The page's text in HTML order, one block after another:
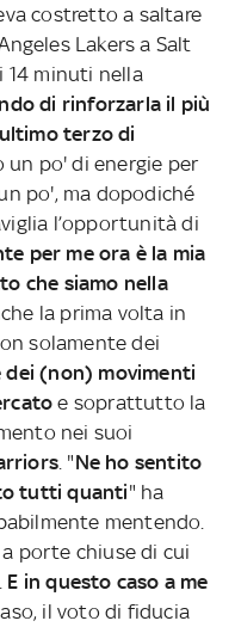
costretto a saltare
Lakers a Salt
14 minuti nella
di rinforzarla il più
terzo di
un po' di energie per
po', ma dopodiché
l’opportunità di
per me ora è la mia
che siamo nella
la prima volta in
solamente dei
dei (non) movimenti
e soprattutto la
nei suoi
. "Ne ho sentito
tutti quanti" ha
mentendo.
porte chiuse di cui
E in questo caso a me
il voto di fiducia